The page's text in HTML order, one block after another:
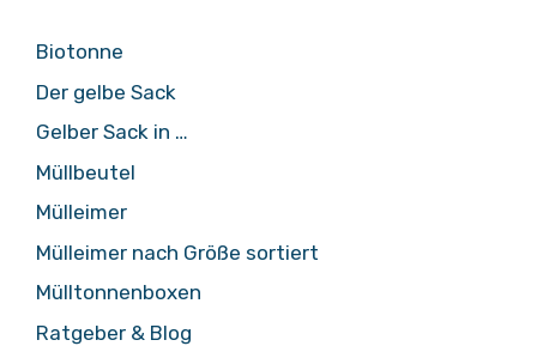
Biotonne
Der gelbe Sack
Gelber Sack in …
Müllbeutel
Mülleimer
Mülleimer nach Größe sortiert
Mülltonnenboxen
Ratgeber & Blog